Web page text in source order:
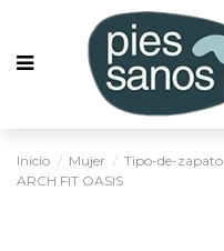
Inicio Mujer Tipo-de-zapato
ARCH FIT OASIS